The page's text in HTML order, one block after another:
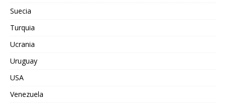
Suecia
Turquia
Ucrania
Uruguay
USA
Venezuela